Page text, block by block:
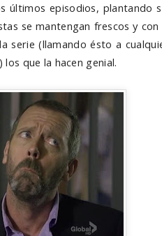
episodios, plantando
se mantengan frescos y con
serie (llamando ésto a
que la hacen genial.